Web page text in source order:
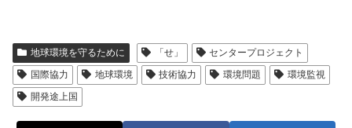
地球環境を守るために 「せ」
センタープロジェクト
国際協力
地球環境 技術協力 環境問題
環境監視
開発途上国